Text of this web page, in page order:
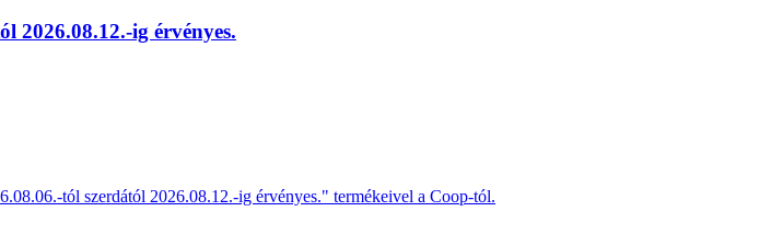
2026.08.12.-ig érvényes.
tól szerdától 2026.08.12.-ig érvényes." termékeivel a Coop-tól.